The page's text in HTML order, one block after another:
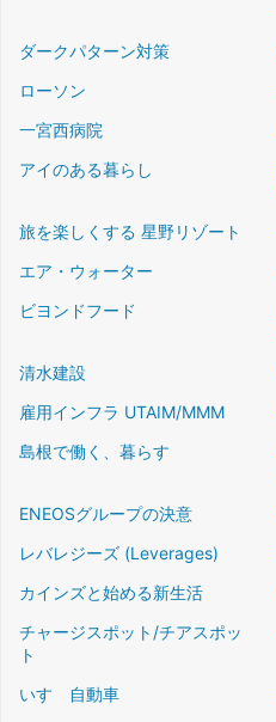
ダークパターン対策
ローソン
一宮西病院
アイのある暮らし
旅を楽しくする 星野リゾート
エア・ウォーター
ビヨンドフード
清水建設
雇用インフラ UTAIM/MMM
島根で働く、暮らす
ENEOSグループの決意
レバレジーズ (Leverages)
カインズと始める新生活
チャージスポット/チアスポッ
ト
いすゞ自動車